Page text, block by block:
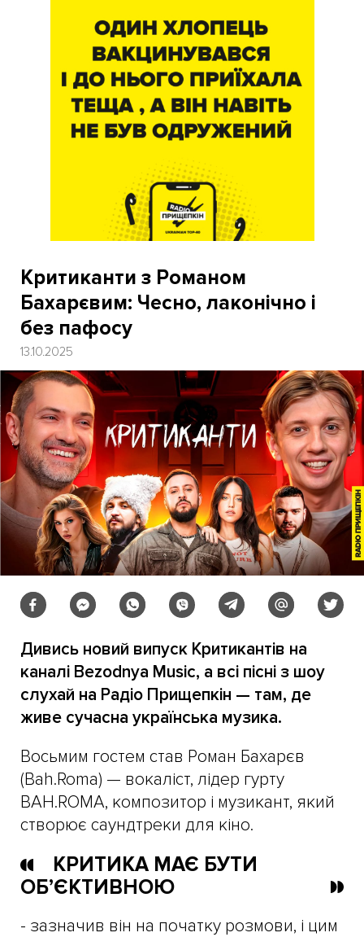
Критиканти з Романом
Бахарєвим: Чесно, лаконічно і
без пафосу
13.10.2025
Дивись новий випуск Критикантів на
каналі Bezodnya Music, а всі пісні з шоу
слухай на Радіо Прищепкін — там, де
живе сучасна українська музика.
Восьмим гостем став Роман Бахарєв
(Bah.Roma) — вокаліст, лідер гурту
BAH.ROMA, композитор і музикант, який
створює саундтреки для кіно.
КРИТИКА МАЄ БУТИ
ОБ’ЄКТИВНОЮ
- зазначив він на початку розмови, і цим